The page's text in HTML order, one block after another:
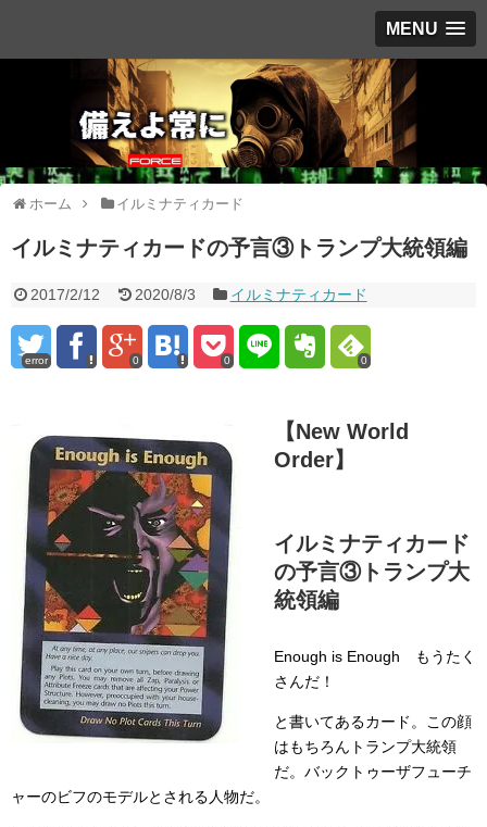
MENU
ホーム イルミナティカード
イルミナティカードの予言③トランプ大統領編
2017/2/12 2020/8/3 イルミナティカード
error 0 0 0
【New World
Order】
イルミナティカード
の予言③トランプ大
統領編
Enough is Enough もうたく
さんだ！
と書いてあるカード。この顔
はもちろんトランプ大統領
だ。バックトゥーザフューチ
ャーのビフのモデルとされる人物だ。